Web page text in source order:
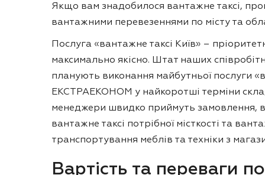
Якщо вам знадобилося вантажне таксі,
вантажними перевезеннями по місту та
Послуга «вантажне таксі Київ» –
максимально якісно. Штат наших
планують виконання майбутньої послуги
ЕКСТРАЕКОНОМ у найкоротші терміни
менеджери швидко приймуть замовлення,
вантажне таксі потрібної місткості та
транспортування меблів та техніки з
Вартість та переваги